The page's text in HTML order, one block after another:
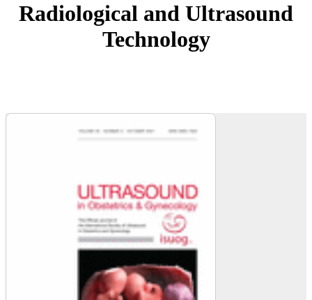
Radiological and Ultrasound
Technology